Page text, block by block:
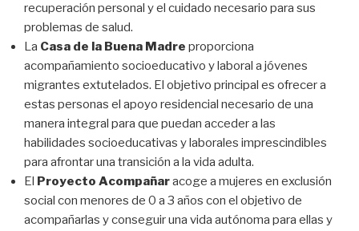
recuperación personal y el cuidado necesario para sus
problemas de salud.
La Casa de la Buena Madre proporciona
acompañamiento socioeducativo y laboral a jóvenes
migrantes extutelados. El objetivo principal es ofrecer a
estas personas el apoyo residencial necesario de una
manera integral para que puedan acceder a las
habilidades socioeducativas y laborales imprescindibles
para afrontar una transición a la vida adulta.
El Proyecto Acompañaracoge a mujeres en exclusión
social con menores de 0 a 3 años con el objetivo de
acompañarlas y conseguir una vida autónoma para ellas y